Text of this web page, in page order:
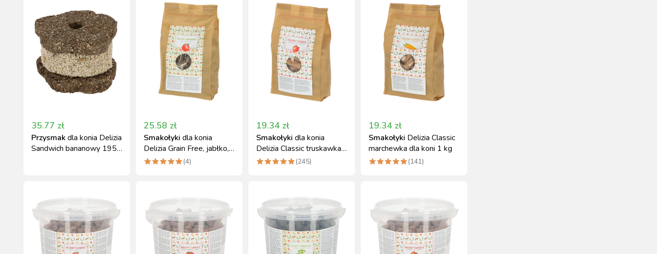
35.77 zł
Przysmakdla konia Delizia
Sandwich bananowy 195
25.58 zł
Smakołyki dla konia
Delizia Grain Free, jabłko,
1 kg
(4)
19.34 zł
Smakołyki dla konia
Delizia Classic truskawka
1 kg Kerbl (245)
19.34 zł
Smakołyki Delizia Classic
marchewka dla koni 1 kg
(141)